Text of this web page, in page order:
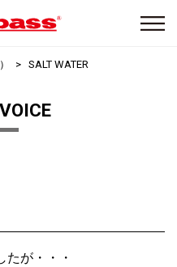
SALT WATER
たが・・・